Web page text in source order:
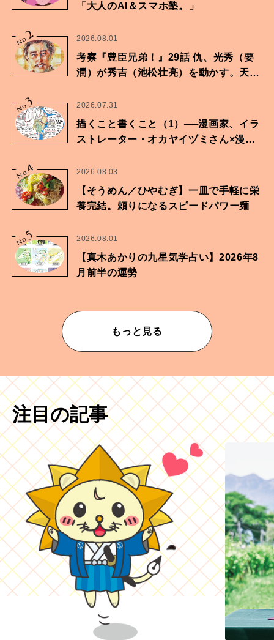
「大人のAI＆スマホ塾。」
No.2 2026.08.01
考察『豊臣兄弟！』29話 仇、光秀（要
潤）が秀吉（池松壮亮）を動かす。天下
No.
3 2026.07.31
描くこと書くこと（1）──漫画家、イラ
ストレーター・オカヤイヅミさん×漫画
No.
4 2026.08.03
【そうめん／ひやむぎ】一皿で手軽に栄
養完結。頼りになるスピードパワー麺
No.
5 2026.08.01
【真木あかりの九星気学占い】2026年8
月前半の運勢
もっと見る
注目の記事